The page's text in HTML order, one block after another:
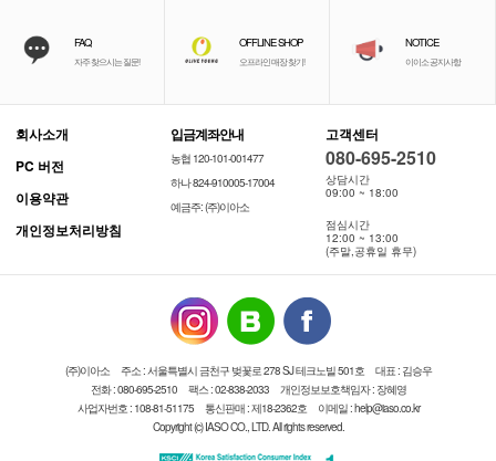
FAQ
자주 찾으시는 질문!
OFFLINE SHOP
오프라인 매장 찾기!
NOTICE
이이소 공지사항
회사소개
PC 버전
이용약관
개인정보처리방침
입금계좌안내
농협 120-101-001477
하나 824-910005-17004
예금주: (주)이아소
고객센터
080-695-2510
상담시간
09:00 ~ 18:00
점심시간
12:00 ~ 13:00
(주말,공휴일 휴무)
(주)이아소 주소 : 서울특별시 금천구 벚꽃로 278 SJ 테크노빌 501호
대표 : 김승우
전화 : 080-695-2510
팩스 : 02-838-2033
개인정보보호책임자 : 장혜영
사업자번호 : 108-81-51175
통신판매 : 제18-2362호
이메일 : help@iaso.co.kr
Copyright (c) IASO CO., LTD. All rights reserved.